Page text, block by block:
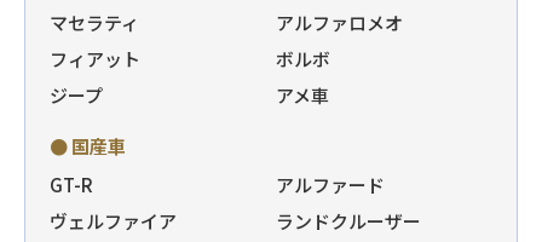
マセラティ
アルファロメオ
フィアット
ボルボ
ジープ
アメ車
● 国産車
GT-R
アルファード
ヴェルファイア
ランドクルーザー